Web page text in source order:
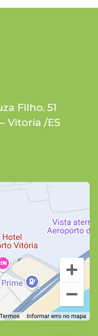
Filho, 51
Vitoria /ES